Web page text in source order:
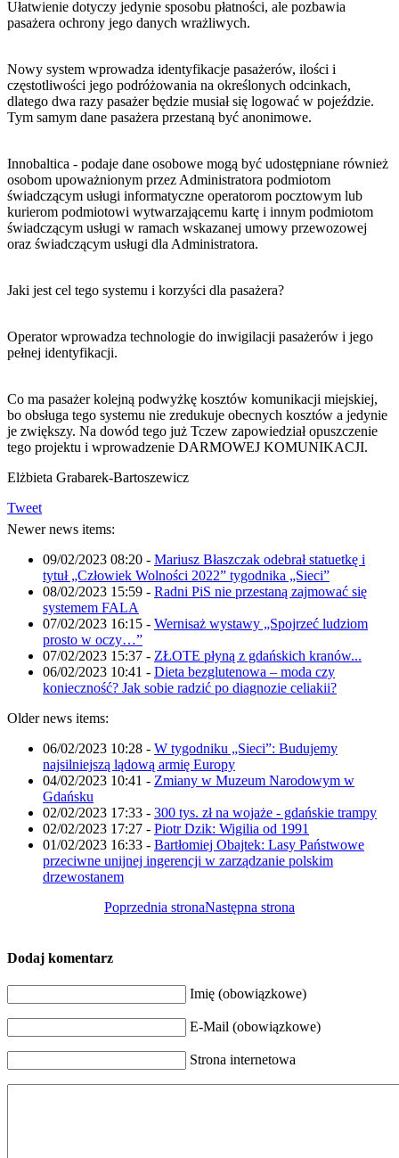
Ułatwienie dotyczy jedynie sposobu płatności, ale pozbawia
pasażera ochrony jego danych wrażliwych.
Nowy system wprowadza identyfikacje pasażerów, ilości i
częstotliwości jego podróżowania na określonych odcinkach,
dlatego dwa razy pasażer będzie musiał się logować w pojeździe.
Tym samym dane pasażera przestaną być anonimowe.
Innobaltica - podaje dane osobowe mogą być udostępniane również
osobom upoważnionym przez Administratora podmiotom
świadczącym usługi informatyczne operatorom pocztowym lub
kurierom podmiotowi wytwarzającemu kartę i innym podmiotom
świadczącym usługi w ramach wskazanej umowy przewozowej
oraz świadczącym usługi dla Administratora.
Jaki jest cel tego systemu i korzyści dla pasażera?
Operator wprowadza technologie do inwigilacji pasażerów i jego
pełnej identyfikacji.
Co ma pasażer kolejną podwyżkę kosztów komunikacji miejskiej,
bo obsługa tego systemu nie zredukuje obecnych kosztów a jedynie
je zwiększy. Na dowód tego już Tczew zapowiedział opuszczenie
tego projektu i wprowadzenie DARMOWEJ KOMUNIKACJI.
Elżbieta Grabarek-Bartoszewicz
Tweet
Newer news items:
09/02/2023 08:20 - Mariusz Błaszczak odebrał statuetkę i
tytuł „Człowiek Wolności 2022” tygodnika „Sieci”
08/02/2023 15:59 - Radni PiS nie przestaną zajmować się
systemem FALA
07/02/2023 16:15 - Wernisaż wystawy „Spojrzeć ludziom
prosto w oczy…”
07/02/2023 15:37 - ZŁOTE płyną z gdańskich kranów...
06/02/2023 10:41 - Dieta bezglutenowa – moda czy
konieczność? Jak sobie radzić po diagnozie celiakii?
Older news items:
06/02/2023 10:28 - W tygodniku „Sieci”: Budujemy
najsilniejszą lądową armię Europy
04/02/2023 10:41 - Zmiany w Muzeum Narodowym w
Gdańsku
02/02/2023 17:33 - 300 tys. zł na wojaże - gdańskie trampy
02/02/2023 17:27 - Piotr Dzik: Wigilia od 1991
01/02/2023 16:33 - Bartłomiej Obajtek: Lasy Państwowe
przeciwne unijnej ingerencji w zarządzanie polskim
drzewostanem
Poprzednia stronaNastępna strona
Dodaj komentarz
Imię (obowiązkowe)
E-Mail (obowiązkowe)
Strona internetowa